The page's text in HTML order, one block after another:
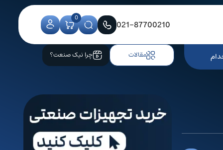
021-87700210
0
مقالات چرا نیک صنعت؟